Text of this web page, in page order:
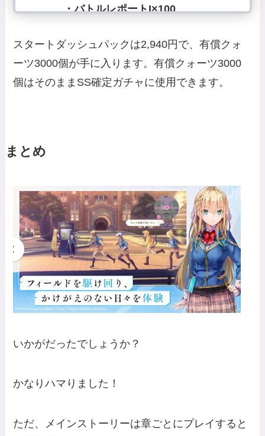
・バトルレポートI×100
スタートダッシュパックは2,940円で、有償クォ
ーツ3000個が手に入ります。有償クォーツ3000
個はそのままSS確定ガチャに使用できます。
まとめ
いかがだったでしょうか？
かなりハマりました！
ただ、メインストーリーは章ごとにプレイすると